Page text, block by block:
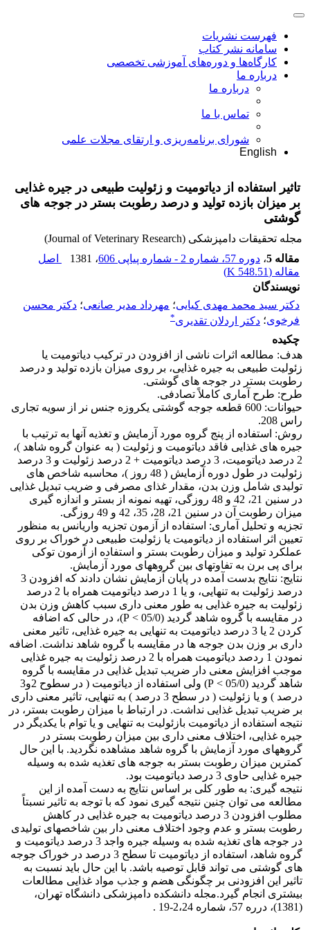
فهرست نشریات
سامانه نشر کتاب
کارگاه‌ها و دوره‌های آموزشی تخصصی
درباره ما
درباره ما
تماس با ما
شورای برنامه‌ریزی و ارتقای مجلات علمی
English
تاثیر استفاده از دیاتومیت و زئولیت طبیعی در جیره غذایی
بر میزان بازده تولید و درصد رطوبت بستر در جوجه های
گوشتی
مجله تحقیقات دامپزشکی (Journal of Veterinary Research)
مقاله 5
، دوره 57، شماره 2 - شماره پیاپی 606 ، 1381
اصل
مقاله (548.51 K
)
نویسندگان
دکتر سید محمد مهدی کیایی؛ مهرداد مدیر صانعی؛ دکتر محسن
فرخوی؛ دکتر اردلان تقدیری*
چکیده
هدف: مطالعه اثرات ناشی از افزودن در ترکیب دیاتومیت یا
زئولیت طبیعی به جیره غذایی، بر روی میزان بازده تولید و درصد
رطوبت بستر در جوجه های گوشتی.
طرح: طرح آماری کاملاً تصادفی.
حیوانات: 600 قطعه جوجه گوشتی یکروزه جنس نر از سویه تجاری
راس 208.
روش: استفاده از پنج گروه مورد آزمایش و تغذیه آنها به ترتیب با
جیره های غذایی فاقد دیاتومیت و زئولیت ( به عنوان گروه شاهد )،
2 درصد دیاتومیت، 3 درصد دیاتومیت + 2 درصد زئولیت و 3 درصد
زئولیت در طول دوره آزمایش ( 48 روز )، محاسبه شاخص های
تولیدی شامل وزن بدن، مقدار غذای مصرفی و ضریب تبدیل غذایی
در سنین 21، 42 و 48 روزگی، تهیه نمونه از بستر و اندازه گیری
میزان رطوبت آن در سنین 21، 28، 35، 42 و 49 روزگی.
تجزیه و تحلیل آماری: استفاده از آزمون تجزیه واریانس به منظور
تعیین اثر استفاده از دیاتومیت یا زئولیت طبیعی در خوراک بر روی
عملکرد تولید و میزان رطوبت بستر و استفاده از آزمون توکی
برای پی برن به تفاوتهای بین گروههای مورد آزمایش.
نتایج: نتایج بدست آمده در پایان آزمایش نشان دادند که افزودن 3
درصد زئولیت به تنهایی، و یا 1 درصد دیاتومیت همراه با 2 درصد
زئولیت به جیره غذایی به طور معنی داری سبب کاهش وزن بدن
در مقایسه با گروه شاهد گردید (05/0 > P)، در حالی که اضافه
کردن 2 یا 3 درصد دیاتومیت به تنهایی به جیره غذایی، تاثیر معنی
داری بر وزن بدن جوجه ها در مقایسه با گروه شاهد نداشت. اضافه
نمودن 1 ردصد دیاتومیت همراه با 2 درصد زئولیت به جیره غذایی
موجب افزایش معنی دار ضریب تبدیل غذایی در مقایسه با گروه
شاهد گردید (05/0 > P) ولی استفاده از دیاتومیت ( در سطوح 2و3
درصد ) و یا زئولیت ( در سطح 3 درصد ) به تنهایی، تاثیر معنی داری
بر ضریب تبدیل غذایی نداشت. در ارتباط با میزان رطوبت بستر، در
نتیجه استفاده از دیاتومیت بازئولیت به تنهایی و یا توام با یکدیگر در
جیره غذایی، اختلاف معنی داری بین میزان رطوبت بستر در
گروههای مورد آزمایش با گروه شاهد مشاهده نگردید. با این حال
کمترین میزان رطوبت بستر به جوجه های تغذیه شده به وسیله
جیره غذایی حاوی 3 درصد دیاتومیت بود.
نتیجه گیری: به طور کلی بر اساس نتایج به دست آمده از این
مطالعه می توان چنین نتیجه گیری نمود که با توجه به تاثیر نسبتاً
مطلوب افزودن 3 درصد دیاتومیت به جیره غذایی در کاهش
رطوبت بستر و عدم وجود اختلاف معنی دار بین شاخصهای تولیدی
در جوجه های تغذیه شده به وسیله جیره واجد 3 درصد دیاتومیت و
گروه شاهد، استفاده از دیاتومیت تا سطح 3 درصد در خوراک جوجه
های گوشتی می تواند قابل توصیه باشد. با این حال باید نسبت به
تاثیر این افزودنی بر چگونگی هضم و جذب مواد غذایی مطالعات
بیشتری انجام گیرد.مجله دانشکده دامپزشکی دانشگاه تهران،
(1381)، درره 57، شماره 2،24-19 .